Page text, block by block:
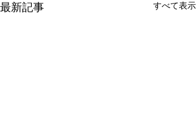
最新記事 すべて表示